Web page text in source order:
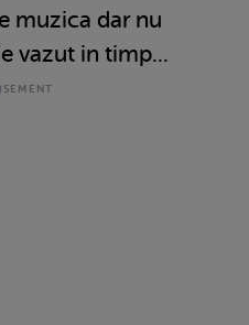
muzica dar nu
vazut in timp...